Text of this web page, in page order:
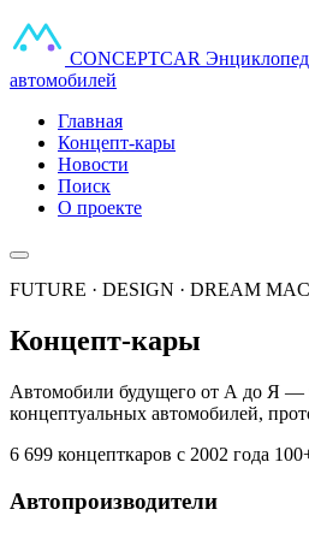
CONCEPTCAR
автомобилей
Главная
Концепт-кары
Новости
Поиск
О проекте
FUTURE · DESIGN · DREAM
Концепт-кары
Автомобили будущего от А до Я —
концептуальных автомобилей,
6 699 концепткаров с 2002 года
Автопроизводители